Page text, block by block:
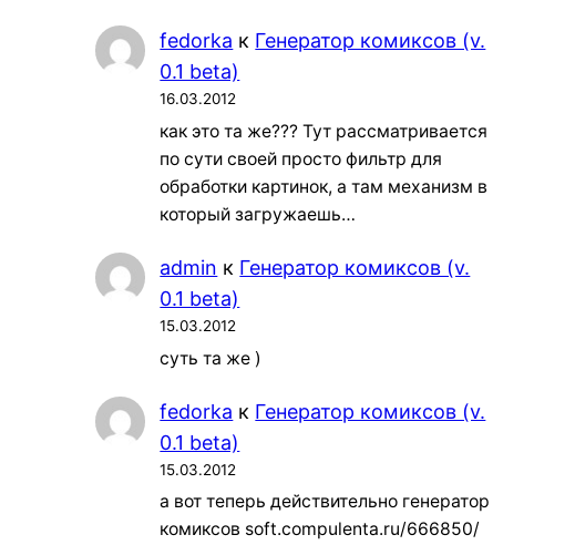
fedorka к Генератор комиксов (v.
0.1 beta)
16.03.2012
как это та же??? Тут рассматривается
по сути своей просто фильтр для
обработки картинок, а там механизм в
который загружаешь…
admin к Генератор комиксов (v.
0.1 beta)
15.03.2012
суть та же )
fedorka к Генератор комиксов (v.
0.1 beta)
15.03.2012
а вот теперь действительно генератор
комиксов soft.compulenta.ru/666850/